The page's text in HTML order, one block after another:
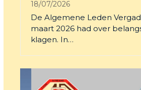
18/07/2026
De Algemene Leden
maart 2026 had over
klagen. In…